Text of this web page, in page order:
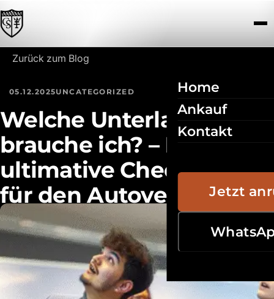
Zum Inhalt springen
Home
Ankauf
Kontakt
Jetzt
Zurück zum Blog
05.12.2025UNCATEGORIZED
Welche Unterlagen
brauche ich? – Die
ultimative Checkliste
für den Autoverkauf im
Donau-Ries